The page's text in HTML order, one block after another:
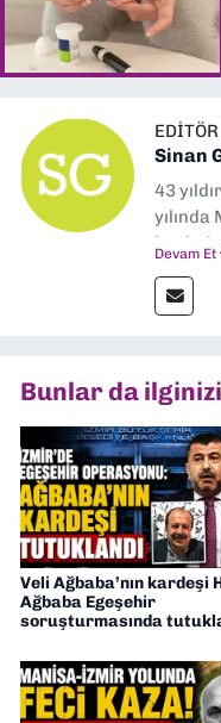
Sinan
43
müdürü
Devam Et
Bunlar da
Veli Ağbaba’nın kardeşi
Ağbaba Egeşehir
soruşturmasında